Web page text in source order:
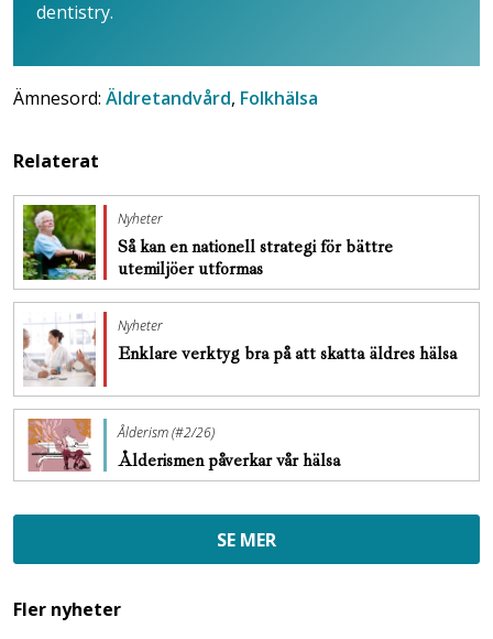
dentistry.
Ämnesord: Äldretandvård, Folkhälsa
Relaterat
Nyheter
Så kan en nationell strategi för bättre
utemiljöer utformas
Nyheter
Enklare verktyg bra på att skatta äldres hälsa
Ålderism (#2/26)
Ålderismen påverkar vår hälsa
SE MER
Fler nyheter